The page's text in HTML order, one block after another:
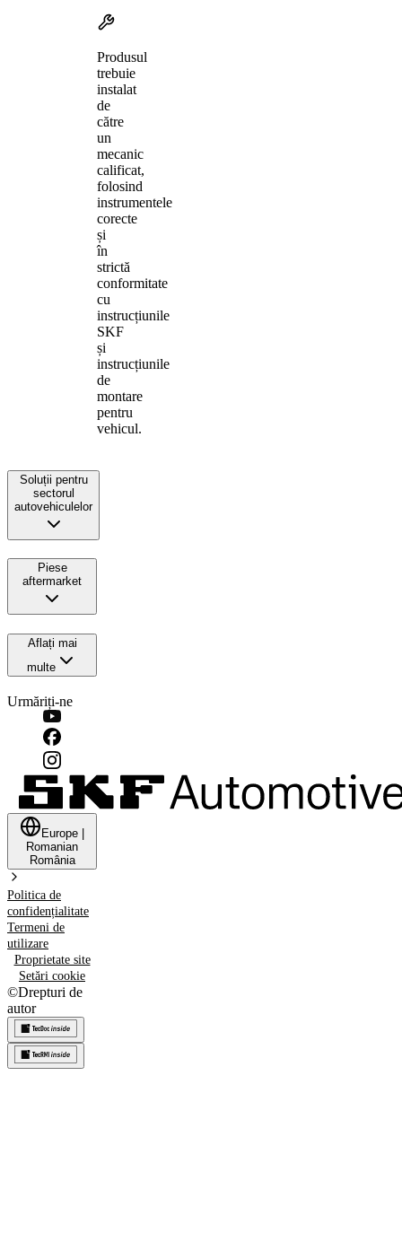
Produsul
trebuie
instalat
de
către
un
mecanic
calificat,
folosind
instrumentele
corecte
și
în
strictă
conformitate
cu
instrucțiunile
SKF
și
instrucțiunile
de
montare
pentru
vehicul.
Soluții pentru
sectorul
autovehiculelor
Piese
aftermarket
Aflați mai
multe
Urmăriți-ne
Europe
Romanian
România
Politica de
confidențialitate
Termeni de
utilizare
Proprietate site
Setări cookie
©Drepturi de
autor